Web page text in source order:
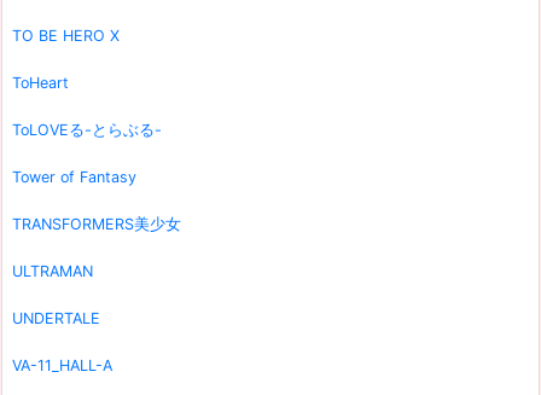
TO BE HERO X
ToHeart
ToLOVEる-とらぶる-
Tower of Fantasy
TRANSFORMERS美少女
ULTRAMAN
UNDERTALE
VA-11_HALL-A